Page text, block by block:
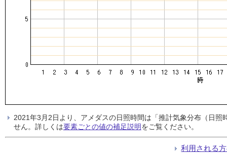
2021年3月2日より、アメダスの日照時間は「推計気象分布（日
せん。詳しくは要素ごとの値の補足説明をご覧ください。
利用される